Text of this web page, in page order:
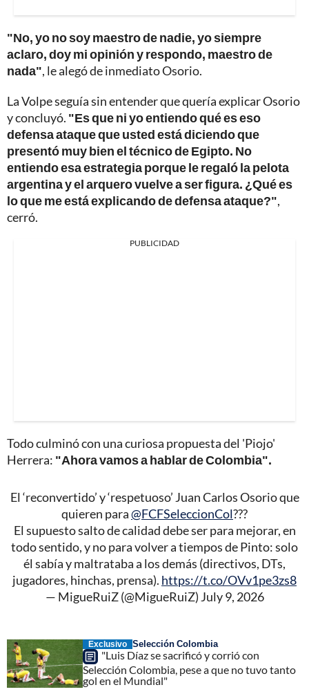
"No, yo no soy maestro de nadie, yo siempre
aclaro, doy mi opinión y respondo, maestro de
nada", le alegó de inmediato Osorio.
La Volpe seguía sin entender que quería explicar Osorio
y concluyó. "Es que ni yo entiendo qué es eso
defensa ataque que usted está diciendo que
presentó muy bien el técnico de Egipto. No
entiendo esa estrategia porque le regaló la pelota
argentina y el arquero vuelve a ser figura. ¿Qué es
lo que me está explicando de defensa ataque?",
cerró.
PUBLICIDAD
Todo culminó con una curiosa propuesta del 'Piojo'
Herrera: "Ahora vamos a hablar de Colombia".
El ‘reconvertido’ y ‘respetuoso’ Juan Carlos Osorio que
quieren para@FCFSeleccionCol???
El supuesto salto de calidad debe ser para mejorar, en
todo sentido, y no para volver a tiempos de Pinto: solo
él sabía y maltrataba a los demás (directivos, DTs,
jugadores, hinchas, prensa). https://t.co/OVv1pe3zs8
— MigueRuiZ (@MigueRuiZ) July 9, 2026
Exclusivo Selección Colombia
"Luis Díaz se sacrificó y corrió con
Selección Colombia, pese a que no tuvo tanto
gol en el Mundial"